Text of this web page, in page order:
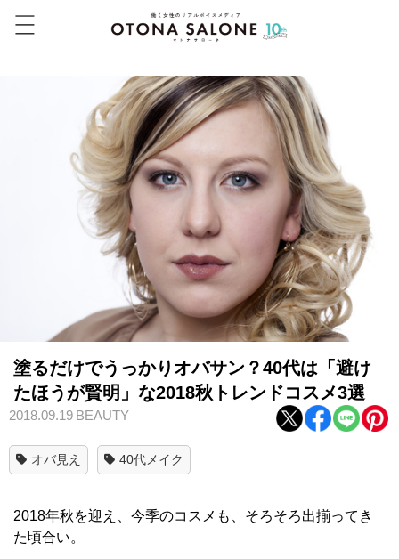
塗るだけでうっかりオバサン？40代は「避け
たほうが賢明」な2018秋トレンドコスメ3選
2018.09.19 BEAUTY
オバ見え 40代メイク
2018年秋を迎え、今季のコスメも、そろそろ出揃ってき
た頃合い。